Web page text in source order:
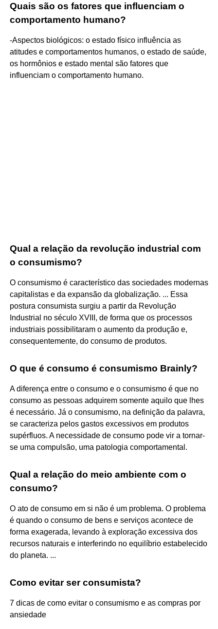
Quais são os fatores que influenciam o
comportamento humano?
-Aspectos biológicos: o estado físico influência as
atitudes e comportamentos humanos, o estado de saúde,
os hormônios e estado mental são fatores que
influenciam o comportamento humano.
Qual a relação da revolução industrial com
o consumismo?
O consumismo é característico das sociedades modernas
capitalistas e da expansão da globalização. ... Essa
postura consumista surgiu a partir da Revolução
Industrial no século XVIII, de forma que os processos
industriais possibilitaram o aumento da produção e,
consequentemente, do consumo de produtos.
O que é consumo é consumismo Brainly?
A diferença entre o consumo e o consumismo é que no
consumo as pessoas adquirem somente aquilo que lhes
é necessário. Já o consumismo, na definição da palavra,
se caracteriza pelos gastos excessivos em produtos
supérfluos. A necessidade de consumo pode vir a tornar-
se uma compulsão, uma patologia comportamental.
Qual a relação do meio ambiente com o
consumo?
O ato de consumo em si não é um problema. O problema
é quando o consumo de bens e serviços acontece de
forma exagerada, levando à exploração excessiva dos
recursos naturais e interferindo no equilíbrio estabelecido
do planeta. ...
Como evitar ser consumista?
7 dicas de como evitar o consumismo e as compras por
ansiedade